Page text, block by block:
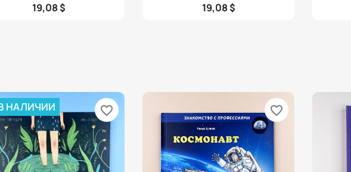
19,08 $ 19,08 $
НАЛИЧИИ favorite_border favorite_border